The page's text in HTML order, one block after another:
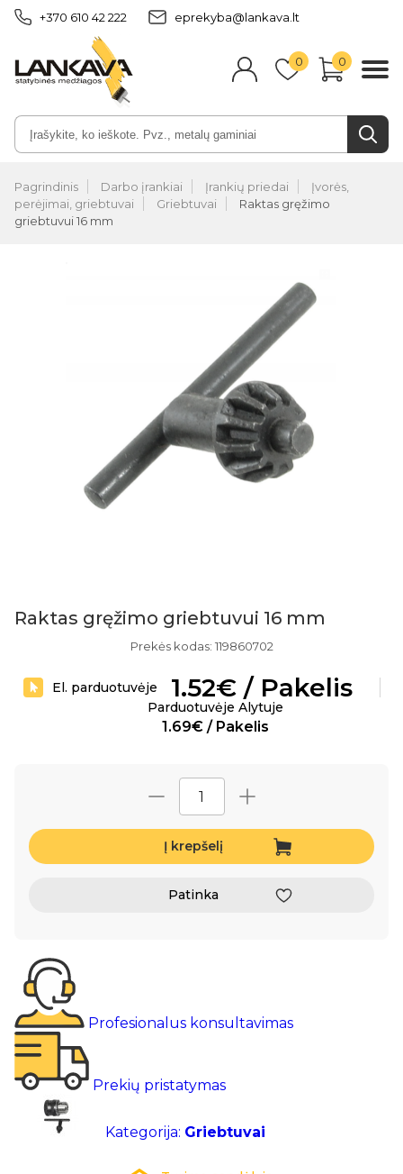
+370 610 42 222 eprekyba@lankava.lt
0 0
Pagrindinis Darbo įrankiai Įrankių priedai
Įvorės,
perėjimai, griebtuvai
Griebtuvai
Raktas gręžimo
griebtuvui 16 mm
Raktas gręžimo griebtuvui 16 mm
Prekės kodas: 119860702
El. parduotuvėje 1.52€ / Pakelis
Parduotuvėje Alytuje
1.69€ / Pakelis
Į krepšelį
Patinka
Profesionalus konsultavimas
Prekių pristatymas
Kategorija: Griebtuvai